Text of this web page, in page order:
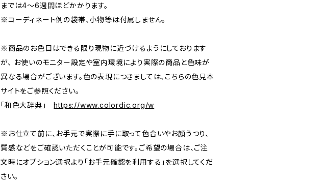
までは4〜6週間ほどかかります。
※コーディネート例の袋帯、小物等は付属しません。
※商品のお色目はできる限り現物に近づけるようにしております
が、 お使いのモニター設定や室内環境により実際の商品と色味が
異なる場合がございます。色の表現につきましては、こちらの色見本
サイトをご参照ください。
「和色大辞典」https://www.colordic.org/w
※お仕立て前に、お手元で実際に手に取って色合いやお顔うつり、
質感などをご確認いただくことが可能です。ご希望の場合は、ご注
文時にオプション選択より「お手元確認を利用する」を選択してくだ
さい。